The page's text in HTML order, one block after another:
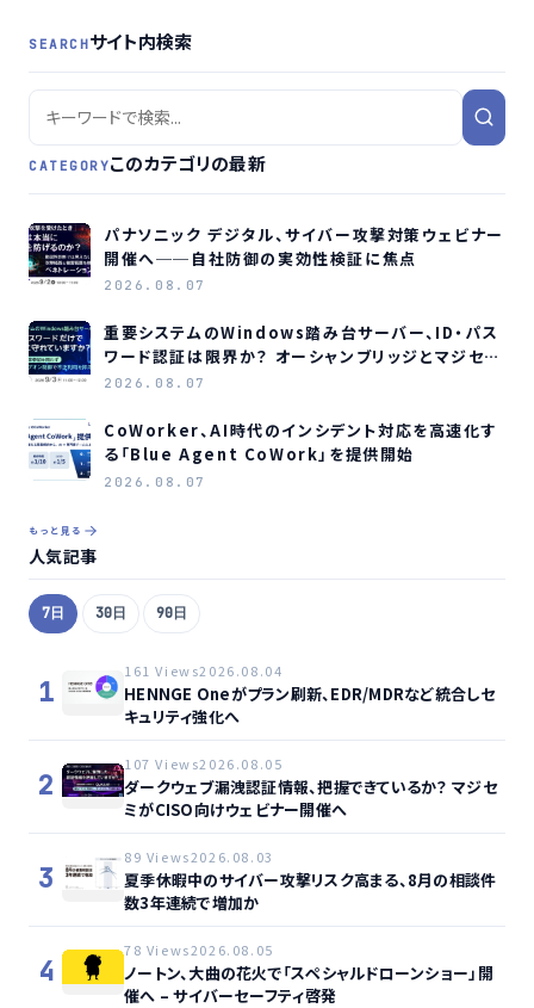
SEARCHサイト内検索
CATEGORYこのカテゴリの最新
パナソニック デジタル、サイバー攻撃対策ウェビナー
開催へ──自社防御の実効性検証に焦点
2026.08.07
重要システムのWindows踏み台サーバー、ID・パス
ワード認証は限界か？ オーシャンブリッジとマジセミ
がウェビナー開催へ
2026.08.07
CoWorker、AI時代のインシデント対応を高速化す
る「Blue Agent CoWork」を提供開始
2026.08.07
もっと見る
人気記事
7日 30日 90日
1
161 Views2026.08.04
HENNGE Oneがプラン刷新、EDR/MDRなど統合しセ
キュリティ強化へ
2
107 Views2026.08.05
ダークウェブ漏洩認証情報、把握できているか？ マジセ
ミがCISO向けウェビナー開催へ
3
89 Views2026.08.03
夏季休暇中のサイバー攻撃リスク高まる、8月の相談件
数3年連続で増加か
4
78 Views2026.08.05
ノートン、大曲の花火で「スペシャルドローンショー」開
催へ – サイバーセーフティ啓発